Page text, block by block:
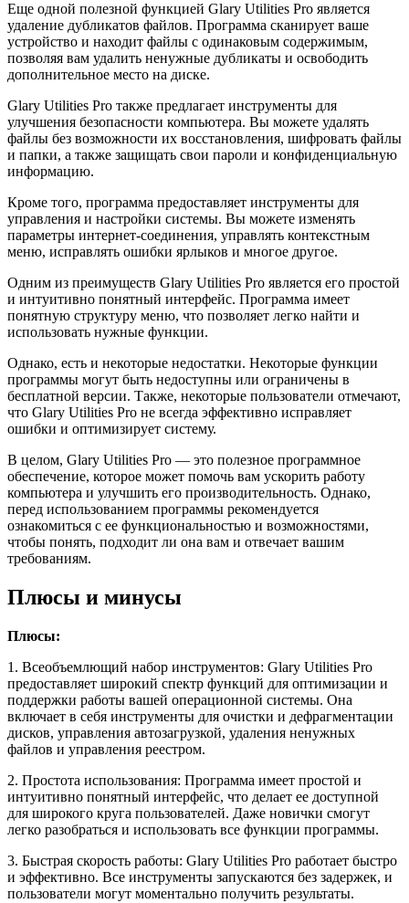
Еще одной полезной функцией Glary Utilities Pro является
удаление дубликатов файлов. Программа сканирует ваше
устройство и находит файлы с одинаковым содержимым,
позволяя вам удалить ненужные дубликаты и освободить
дополнительное место на диске.
Glary Utilities Pro также предлагает инструменты для
улучшения безопасности компьютера. Вы можете удалять
файлы без возможности их восстановления, шифровать файлы
и папки, а также защищать свои пароли и конфиденциальную
информацию.
Кроме того, программа предоставляет инструменты для
управления и настройки системы. Вы можете изменять
параметры интернет-соединения, управлять контекстным
меню, исправлять ошибки ярлыков и многое другое.
Одним из преимуществ Glary Utilities Pro является его простой
и интуитивно понятный интерфейс. Программа имеет
понятную структуру меню, что позволяет легко найти и
использовать нужные функции.
Однако, есть и некоторые недостатки. Некоторые функции
программы могут быть недоступны или ограничены в
бесплатной версии. Также, некоторые пользователи отмечают,
что Glary Utilities Pro не всегда эффективно исправляет
ошибки и оптимизирует систему.
В целом, Glary Utilities Pro — это полезное программное
обеспечение, которое может помочь вам ускорить работу
компьютера и улучшить его производительность. Однако,
перед использованием программы рекомендуется
ознакомиться с ее функциональностью и возможностями,
чтобы понять, подходит ли она вам и отвечает вашим
требованиям.
Плюсы и минусы
Плюсы:
1. Всеобъемлющий набор инструментов: Glary Utilities Pro
предоставляет широкий спектр функций для оптимизации и
поддержки работы вашей операционной системы. Она
включает в себя инструменты для очистки и дефрагментации
дисков, управления автозагрузкой, удаления ненужных
файлов и управления реестром.
2. Простота использования: Программа имеет простой и
интуитивно понятный интерфейс, что делает ее доступной
для широкого круга пользователей. Даже новички смогут
легко разобраться и использовать все функции программы.
3. Быстрая скорость работы: Glary Utilities Pro работает быстро
и эффективно. Все инструменты запускаются без задержек, и
пользователи могут моментально получить результаты.